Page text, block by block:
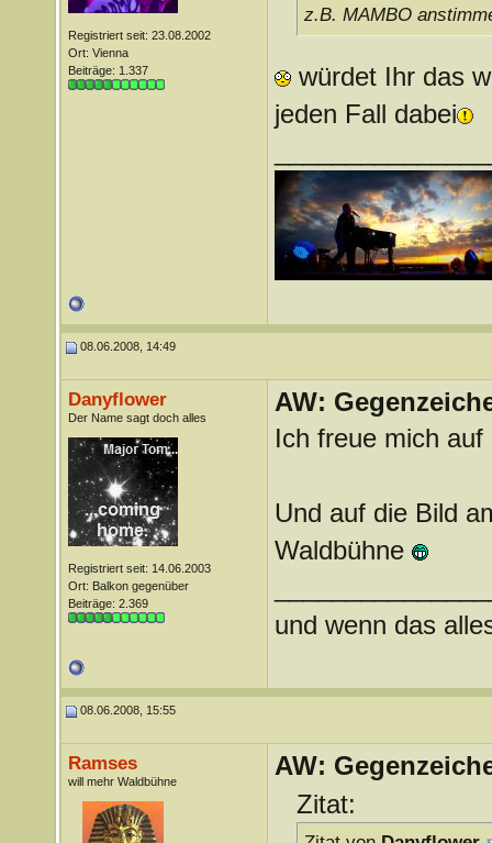
Registriert seit: 23.08.2002
Ort: Vienna
Beiträge: 1.337
z.B. MAMBO
würdet Ihr das
jeden Fall dabei
08.06.2008, 14:49
Danyflower
Der Name sagt doch alles
Registriert seit: 14.06.2003
Ort: Balkon gegenüber
Beiträge: 2.369
AW:
Ich freue mich
Und auf die Bild
Waldbühne
und wenn das
08.06.2008, 15:55
Ramses
will mehr Waldbühne
AW:
Zitat: